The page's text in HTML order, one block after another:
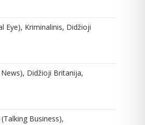
Eye), Kriminalinis, Didžioji
Didžioji Britanija,
Business),